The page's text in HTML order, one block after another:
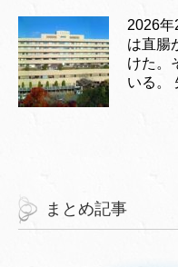
2026年
は直腸
けた。
いる。
まとめ記事